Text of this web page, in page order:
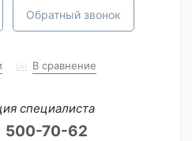
Обратный звонок
В сравнение
специалиста
500-70-62